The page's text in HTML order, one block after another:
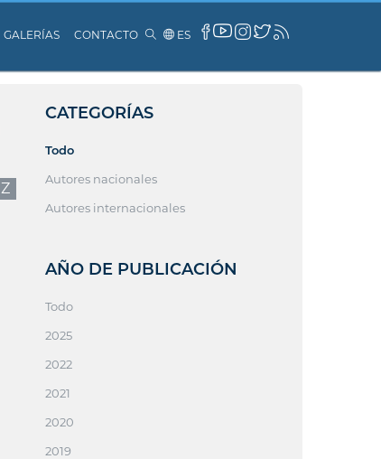
GALERÍAS CONTACTO ES
Z
CATEGORÍAS
Todo
Autores nacionales
Autores internacionales
AÑO DE PUBLICACIÓN
Todo
2025
2022
2021
2020
2019